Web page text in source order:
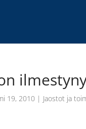
19, 2010 | Jaostot ja